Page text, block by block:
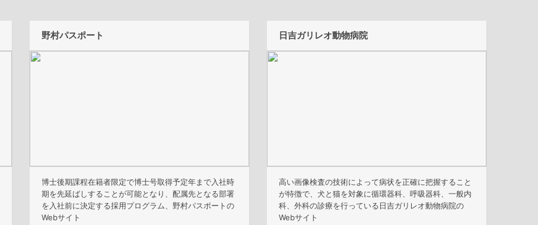
野村パスポート
博士後期課程在籍者限定で博士号取得予定年まで入社時
期を先延ばしすることが可能となり、配属先となる部署
を入社前に決定する採用プログラム、野村パスポートの
Webサイト
日吉ガリレオ動物病院
高い画像検査の技術によって病状を正確に把握すること
が特徴で、犬と猫を対象に循環器科、呼吸器科、一般内
科、外科の診療を行っている日吉ガリレオ動物病院の
Webサイト